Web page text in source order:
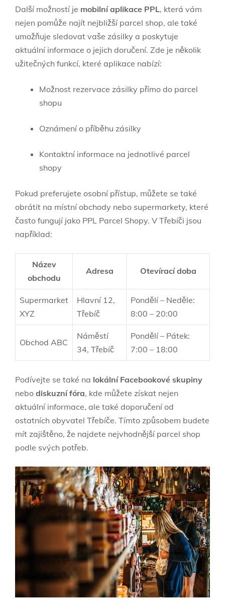
Další možností je mobilní aplikace PPL, která vám
nejen pomůže najít nejbližší parcel shop, ale také
umožňuje sledovat vaše zásilky a poskytuje
aktuální informace o jejich doručení. Zde je několik
užitečných funkcí, které aplikace nabízí:
Možnost rezervace zásilky přímo do parcel
shopu
Oznámení o příběhu zásilky
Kontaktní informace na jednotlivé parcel
shopy
Pokud preferujete osobní přístup, můžete se také
obrátit na místní obchody nebo supermarkety, které
často fungují jako PPL Parcel Shopy. V Třebíči jsou
například:
Název
obchodu
Adresa Otevírací doba
Supermarket
XYZ
Hlavní 12,
Třebíč
Pondělí – Neděle:
8:00 – 20:00
Obchod ABC
Náměstí
34, Třebíč
Pondělí – Pátek:
7:00 – 18:00
Podívejte se také na lokální Facebookové skupiny
nebo diskuzní fóra, kde můžete získat nejen
aktuální informace, ale také doporučení od
ostatních obyvatel Třebíče. Tímto způsobem budete
mít zajištěno, že najdete nejvhodnější parcel shop
podle svých potřeb.